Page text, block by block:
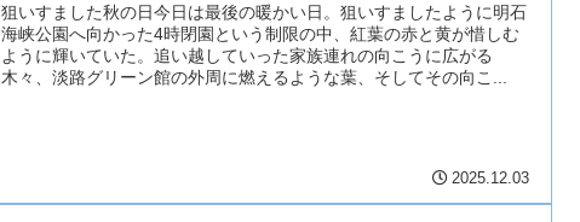
狙いすました秋の日今日は最後の暖かい日。狙いすましたように明石
海峡公園へ向かった4時閉園という制限の中、紅葉の赤と黄が惜しむ
ように輝いていた。追い越していった家族連れの向こうに広がる
木々、淡路グリーン館の外周に燃えるような葉、そしてその向こ...
2025.12.03